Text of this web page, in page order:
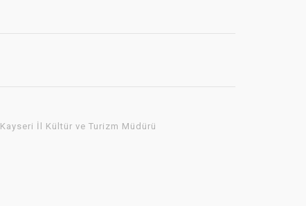
Kayseri İl Kültür ve Turizm Müdürü